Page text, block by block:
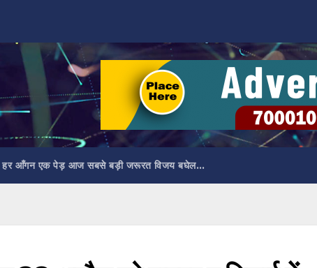
हर आँगन एक पेड़ आज सबसे बड़ी जरूरत विजय बघेल…